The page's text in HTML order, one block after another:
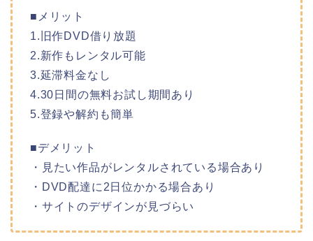
■メリット
1.旧作DVD借り放題
2.新作もレンタル可能
3.延滞料金なし
4.30日間の無料お試し期間あり
5.登録や解約も簡単
■デメリット
・見たい作品がレンタルされている場合あり
・DVD配達に2日位かかる場合あり
・サイトのデザインが見づらい